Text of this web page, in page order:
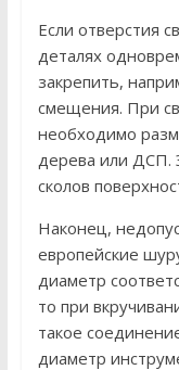
Если отверстия
деталях
закрепить,
смещения. При
необходимо
дерева или ДСП.
сколов
Наконец,
европейские
диаметр
то при
такое
диаметр